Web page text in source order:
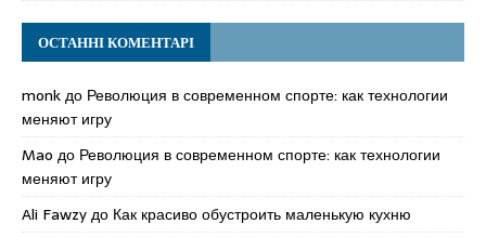
ОСТАННІ КОМЕНТАРІ
monkдо Революция в современном спорте: как технологии
меняют игру
Mao до Революция в современном спорте: как технологии
меняют игру
Ali Fawzyдо Как красиво обустроить маленькую кухню